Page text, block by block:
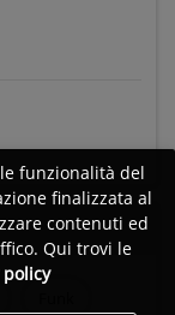
funzionalità del
finalizzata al
contenuti ed
Qui trovi le